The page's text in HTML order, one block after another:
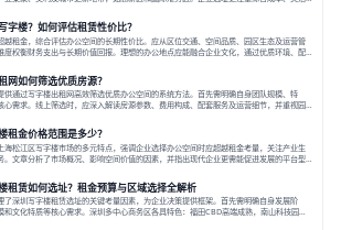
，倾向于提供全包式服务的办公空间。专业运营方通过空间优化与社群服务，助力企业成
向多元化、高性价比方向发展。近年来，西安写字楼市场呈现出租金持续调整的态势，这
的广泛关注。作为西部重要
字楼？如何评估租赁性价比？
越租金，综合评估办公空间的长期性价比。应从区位交通、空间品质、园区生态及运营管
度权衡财务支出与长期价值回报。理想的办公地点应能融合企业文化，通过优质环境、配
资源赋能业务增长，实现成本与价值的平衡。对于许多正在成长或寻求稳定发展的企业而
合适的办公空间是一项至关重要的决策。这不仅关系到团队的日常工作效率与协作氛围，
企业的品牌形象、运营成本
网如何筛选优质房源？
供通过写字楼出租网高效筛选优质办公空间的系统方法。首先需明确自身团队规模、特
心需求。线上筛选时，应深入解读房源参数、费用构成、配套服务及运营细节，并重视园
交通区位价值。同时，需考察运营方的品牌背景与持续服务能力。完成线上初选后，必须
验证，核对空间实景、测试设施、感受园区氛围并确认合同条款，从而做出精确决策。在
写字楼出租网已成为企业寻找
租金价格范围是多少？
海松江区写字楼市场的多元特点，强调企业选择办公空间时应超越租金考量，关注产业生
。文章分析了市场概况、影响空间价值的因素，并指出现代企业更需能促进发展的平台型
以德必集团为例，说明运营方如何通过构建服务生态助力企业成长，建议企业系统评估需
，选择匹配的发展载体。对于许多寻求在上海松江区设立或扩展办公空间的企业而言，了
字楼市场概况是决策的首先
租赁如何选址？租金预算与区域选择全解析
了深圳写字楼租赁选址的关键考量因素，为企业决策提供框架。首先需明确自身发展阶
和文化特质等核心需求。深圳多中心商务区各具特色：福田CBD高端成熟，南山科技园创
海具政策优势。除传统写字楼外，创意产业园注重生态与社群，适合文创、科技类企业。